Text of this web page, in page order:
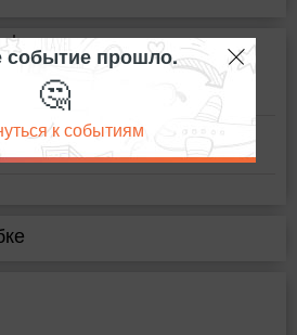
событие прошло.
🤔
к событиям